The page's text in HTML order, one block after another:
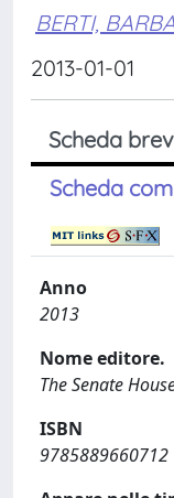
BERTI,
2013-01-01
Scheda
Scheda
Anno
2013
Nome editore.
The Senate
ISBN
9785889660712